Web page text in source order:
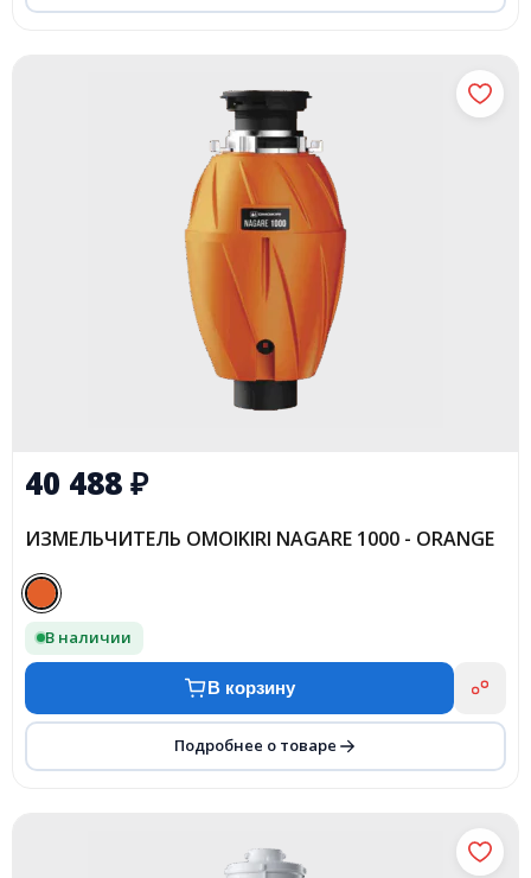
40 488₽
ИЗМЕЛЬЧИТЕЛЬ OMOIKIRI NAGARE 1000 - ORANGE
В наличии
В корзину
Подробнее о товаре